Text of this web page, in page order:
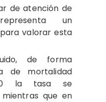
de atención de
un
valorar esta
de forma
de mortalidad
la tasa se
mientras que en